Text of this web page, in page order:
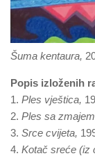
Šuma kentaura,
Popis izloženih
1. Ples vještica,
2. Ples sa
3. Srce cvijeta,
4. Kotač sreće (iz